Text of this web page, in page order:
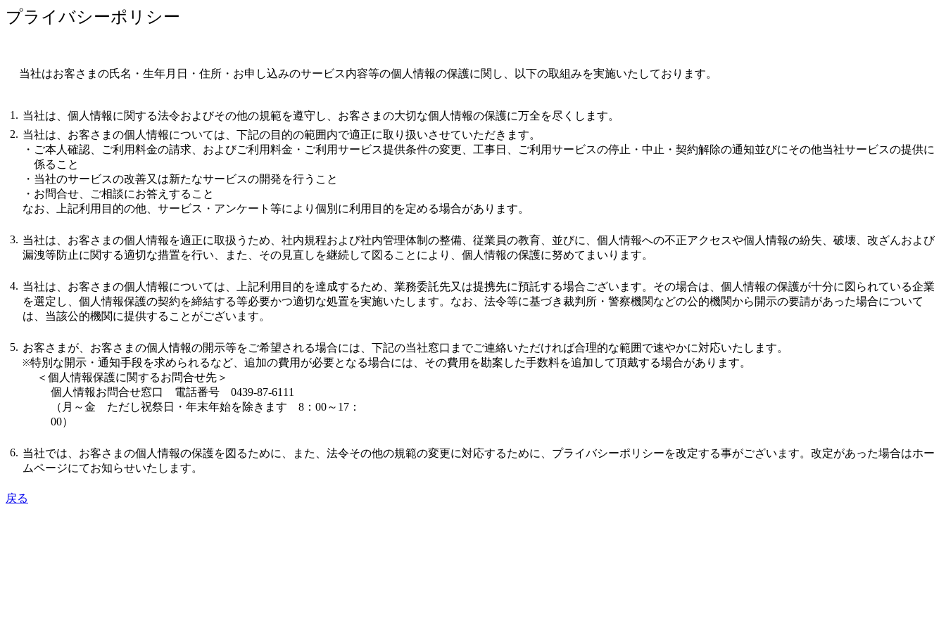
プライバシーポリシー
当社はお客さまの氏名・生年月日・住所・お申し込みのサービス内容等の個人情報の保護に関し、以下の取組みを実施いたしております。
1. 当社は、個人情報に関する法令およびその他の規範を遵守し、お客さまの大切な個人情報の保護に万全を尽くします。
2. 当社は、お客さまの個人情報については、下記の目的の範囲内で適正に取り扱いさせていただきます。
・ ご本人確認、ご利用料金の請求、およびご利用料金・ご利用サービス提供条件の変更、工事日、ご利用サービスの停止・中止・契約解除の通知並びにその他当社サービスの提供に
係ること
・ 当社のサービスの改善又は新たなサービスの開発を行うこと
・ お問合せ、ご相談にお答えすること
なお、上記利用目的の他、サービス・アンケート等により個別に利用目的を定める場合があります。
3. 当社は、お客さまの個人情報を適正に取扱うため、社内規程および社内管理体制の整備、従業員の教育、並びに、個人情報への不正アクセスや個人情報の紛失、破壊、改ざんおよび
漏洩等防止に関する適切な措置を行い、また、その見直しを継続して図ることにより、個人情報の保護に努めてまいります。
4. 当社は、お客さまの個人情報については、上記利用目的を達成するため、業務委託先又は提携先に預託する場合ございます。その場合は、個人情報の保護が十分に図られている企業
を選定し、個人情報保護の契約を締結する等必要かつ適切な処置を実施いたします。なお、法令等に基づき裁判所・警察機関などの公的機関から開示の要請があった場合について
は、当該公的機関に提供することがございます。
5. お客さまが、お客さまの個人情報の開示等をご希望される場合には、下記の当社窓口までご連絡いただければ合理的な範囲で速やかに対応いたします。
※特別な開示・通知手段を求められるなど、追加の費用が必要となる場合には、その費用を勘案した手数料を追加して頂戴する場合があります。
＜個人情報保護に関するお問合せ先＞
個人情報お問合せ窓口 電話番号 0439-87-6111
（月～金 ただし祝祭日・年末年始を除きます 8：00～17：
00）
6. 当社では、お客さまの個人情報の保護を図るために、また、法令その他の規範の変更に対応するために、プライバシーポリシーを改定する事がございます。改定があった場合はホー
ムページにてお知らせいたします。
戻る